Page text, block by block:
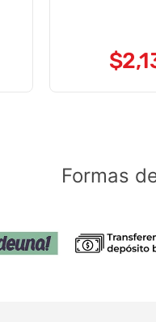
$2,
Formas